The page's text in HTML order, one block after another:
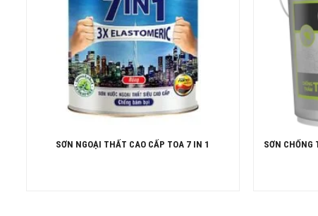
SƠN NGOẠI THẤT CAO CẤP TOA 7 IN 1
SƠN CHỐNG